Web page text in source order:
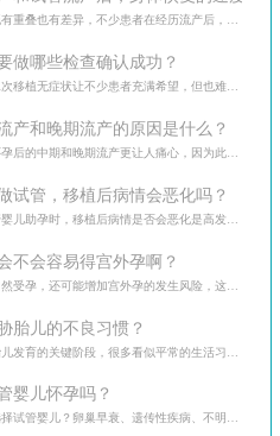
做哪些检查确认成功？
产和晚期流产的原因是什么？
试管，移植后病情会恶化吗？
不会容易得宫外孕啊？
胎儿的不良习惯？
婴儿怀孕吗？
备孕路上遇到哪些情况必须选择试管婴儿？卵巢早衰、遗传性疾病、不明原因不孕等多种临床场景，试管婴